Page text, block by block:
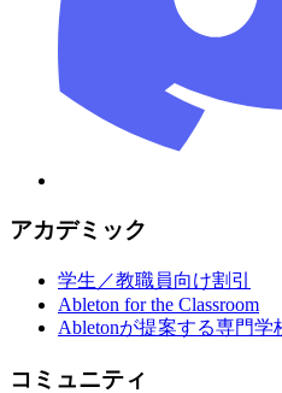
アカデミック
学生／教職員向け割引
Ableton for the Classroom
Abletonが提案する専門
コミュニティ